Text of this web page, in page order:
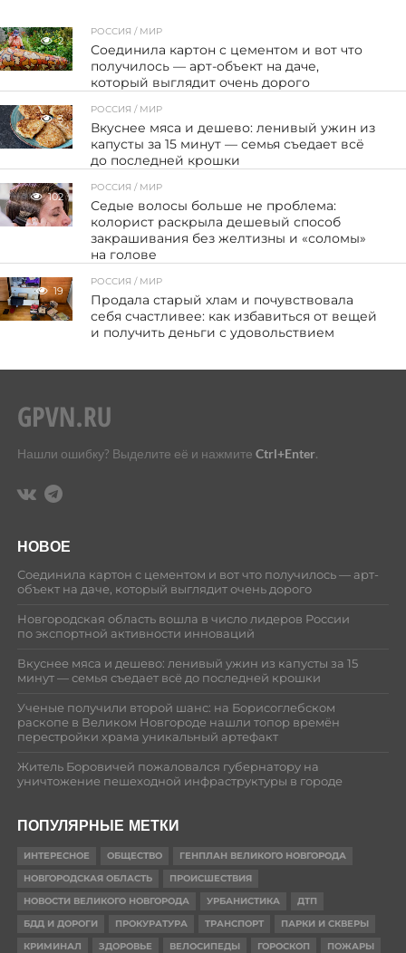
2
РОССИЯ / МИР
Соединила картон с цементом и вот что
получилось — арт-объект на даче,
который выглядит очень дорого
3
РОССИЯ / МИР
Вкуснее мяса и дешево: ленивый ужин из
капусты за 15 минут — семья съедает всё
до последней крошки
102
РОССИЯ / МИР
Седые волосы больше не проблема:
колорист раскрыла дешевый способ
закрашивания без желтизны и «соломы»
на голове
19
РОССИЯ / МИР
Продала старый хлам и почувствовала
себя счастливее: как избавиться от вещей
и получить деньги с удовольствием
Нашли ошибку? Выделите её и нажмите Ctrl+Enter.
НОВОЕ
Соединила картон с цементом и вот что получилось — арт-
объект на даче, который выглядит очень дорого
Новгородская область вошла в число лидеров России
по экспортной активности инноваций
Вкуснее мяса и дешево: ленивый ужин из капусты за 15
минут — семья съедает всё до последней крошки
Ученые получили второй шанс: на Борисоглебском
раскопе в Великом Новгороде нашли топор времён
перестройки храма уникальный артефакт
Житель Боровичей пожаловался губернатору на
уничтожение пешеходной инфраструктуры в городе
ПОПУЛЯРНЫЕ МЕТКИ
ИНТЕРЕСНОЕ ОБЩЕСТВО
ГЕНПЛАН ВЕЛИКОГО НОВГОРОДА
НОВГОРОДСКАЯ ОБЛАСТЬ
ПРОИСШЕСТВИЯ
НОВОСТИ ВЕЛИКОГО НОВГОРОДА
УРБАНИСТИКА
ДТП
БДД И ДОРОГИ
ПРОКУРАТУРА ТРАНСПОРТ
ПАРКИ И СКВЕРЫ
КРИМИНАЛ
ЗДОРОВЬЕ ВЕЛОСИПЕДЫ ГОРОСКОП ПОЖАРЫ